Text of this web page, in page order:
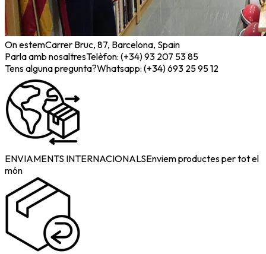
On estemCarrer Bruc, 87, Barcelona, Spain
Parla amb nosaltresTelèfon: (+34) 93 207 53 85
Tens alguna pregunta?Whatsapp: (+34) 693 25 95 12
ENVIAMENTS INTERNACIONALSEnviem productes per tot el
món